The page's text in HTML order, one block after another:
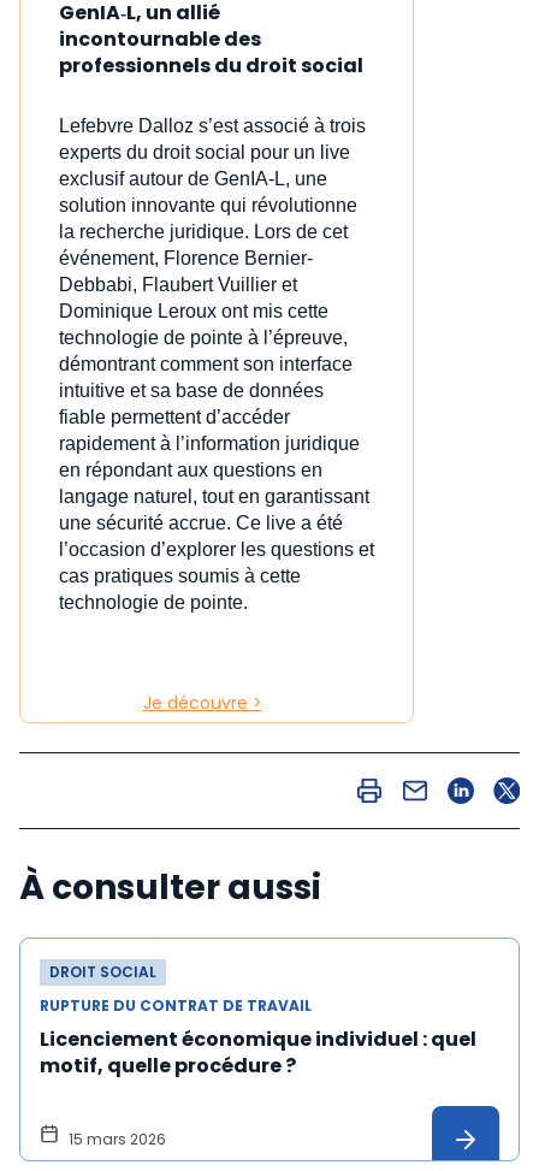
GenIA‑L, un allié
incontournable des
professionnels du droit social
Lefebvre Dalloz s’est associé à trois
experts du droit social pour un live
exclusif autour de GenIA‑L, une
solution innovante qui révolutionne
la recherche juridique. Lors de cet
événement, Florence Bernier-
Debbabi, Flaubert Vuillier et
Dominique Leroux ont mis cette
technologie de pointe à l’épreuve,
démontrant comment son interface
intuitive et sa base de données
fiable permettent d’accéder
rapidement à l’information juridique
en répondant aux questions en
langage naturel, tout en garantissant
une sécurité accrue. Ce live a été
l’occasion d’explorer les questions et
cas pratiques soumis à cette
technologie de pointe.
Je découvre >
À consulter aussi
DROIT SOCIAL
RUPTURE DU CONTRAT DE TRAVAIL
Licenciement économique individuel : quel
motif, quelle procédure ?
15 mars 2026